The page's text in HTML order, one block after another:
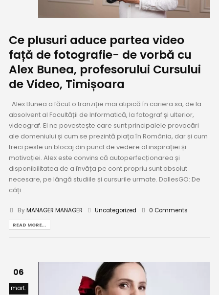
Ce plusuri aduce partea video
față de fotografie- de vorbă cu
Alex Bunea, profesorului Cursului
de Video, Timișoara
Alex Bunea a făcut o tranziție mai atipică în cariera sa, de la
absolvent al Facultății de Informatică, la fotograf și ulterior,
videograf. El ne povestește care sunt principalele provocări
ale domeniului și cum se prezintă piața în România, dar și cum
treci peste un blocaj din punct de vedere al inspirației și
motivației. Alex este convins că autoperfecționarea și
disponibilitatea de a învăța pe cont propriu sunt absolut
necesare, pe lângă studiile și cursurile urmate. DallesGO: De
câți...
ByMANAGER MANAGER Uncategorized 0 Comments
READ MORE...
06
mart.